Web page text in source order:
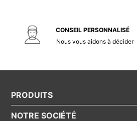
CONSEIL PERSONNALISÉ
Nous vous aidons à décider
PRODUITS
NOTRE SOCIÉTÉ